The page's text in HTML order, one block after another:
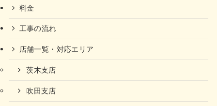
料金
工事の流れ
店舗一覧・対応エリア
茨木支店
吹田支店